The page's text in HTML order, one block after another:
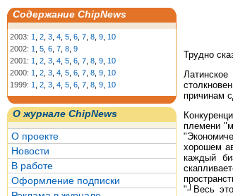
Содержание ChipNews
2003: 1 2 3 4 5 6 7 8 9 10
2002: 1 5 6 7 8 9
2001: 1 2 3 4 5 6 7 8 9 10
2000: 1 2 3 4 5 6 7 8 9 10
1999: 1 2 3 4 5 6 7 8 9 10
О журнале ChipNews
О проекте
Новости
В работе
Оформление подписки
Трудно
причинам
племени
хорошем
каждый
"┘Весь